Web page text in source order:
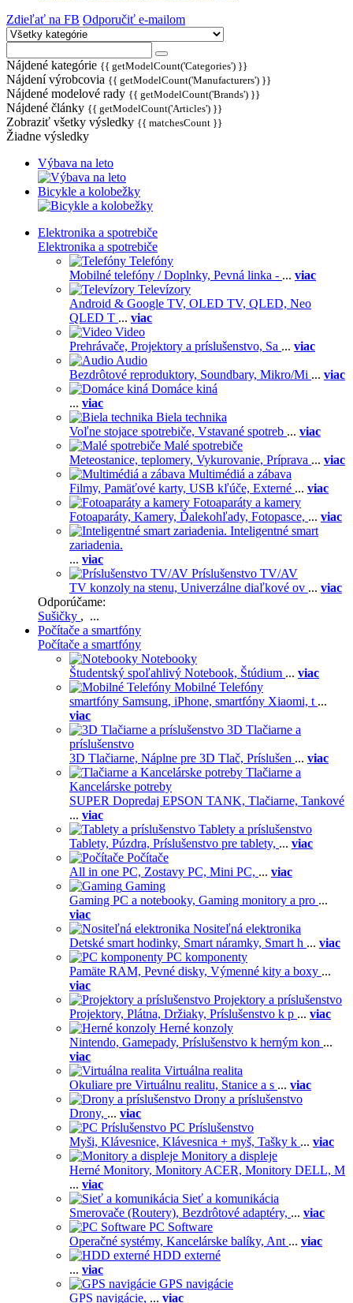
Zdieľať na FB Odporučiť e-mailom
Nájdené kategórie {{ getModelCount('Categories') }}
Nájdení výrobcovia {{ getModelCount('Manufacturers') }}
Nájdené modelové rady {{ getModelCount('Brands') }}
Nájdené články {{ getModelCount('Articles') }}
Zobraziť všetky výsledky {{ matchesCount }}
Žiadne výsledky
Výbava na leto
Bicykle a kolobežky
Elektronika a spotrebiče
Elektronika a spotrebiče
Telefóny
Mobilné telefóny / Doplnky, Pevná linka - ... viac
Televízory
Android & Google TV, OLED TV, QLED, Neo
QLED T ... viac
Video
Prehrávače, Projektory a príslušenstvo, Sa ... viac
Audio
Bezdrôtové reproduktory, Soundbary, Mikro/Mi ... viac
Domáce kiná
... viac
Biela technika
Voľne stojace spotrebiče, Vstavané spotreb ... viac
Malé spotrebiče
Meteostanice, teplomery, Vykurovanie, Príprava ... viac
Multimédiá a zábava
Filmy, Pamäťové karty, USB kľúče, Externé ... viac
Fotoaparáty a kamery
Fotoaparáty, Kamery, Ďalekohľady, Fotopasce, ... viac
Inteligentné smart
zariadenia.
... viac
Príslušenstvo TV/AV
TV konzoly na stenu, Univerzálne diaľkové ov ... viac
Odporúčame:
Sušičky , ...
Počítače a smartfóny
Počítače a smartfóny
Notebooky
Študentský spoľahlivý Notebook, Štúdium ... viac
Mobilné Telefóny
smartfóny Samsung, iPhone, smartfóny Xiaomi, t ...
viac
3D Tlačiarne a
príslušenstvo
3D Tlačiarne, Náplne pre 3D Tlač, Príslušen ... viac
Tlačiarne a
Kancelárske potreby
SUPER Dopredaj EPSON TANK, Tlačiarne, Tankové
... viac
Tablety a príslušenstvo
Tablety, Púzdra, Príslušenstvo pre tablety, ... viac
Počítače
All in one PC, Zostavy PC, Mini PC, ... viac
Gaming
Gaming PC a notebooky, Gaming monitory a pro ...
viac
Nositeľná elektronika
Detské smart hodinky, Smart náramky, Smart h ... viac
PC komponenty
Pamäte RAM, Pevné disky, Výmenné kity a boxy ...
viac
Projektory a príslušenstvo
Projektory, Plátna, Držiaky, Príslušenstvo k p ... viac
Herné konzoly
Nintendo, Gamepady, Príslušenstvo k herným kon ...
viac
Virtuálna realita
Okuliare pre Virtuálnu realitu, Stanice a s ... viac
Drony a príslušenstvo
Drony, ... viac
PC Príslušenstvo
Myši, Klávesnice, Klávesnica + myš, Tašky k ... viac
Monitory a displeje
Herné Monitory, Monitory ACER, Monitory DELL, M
... viac
Sieť a komunikácia
Smerovače (Routery), Bezdrôtové adaptéry, ... viac
PC Software
Operačné systémy, Kancelárske balíky, Ant ... viac
HDD externé
... viac
GPS navigácie
GPS navigácie, ... viac